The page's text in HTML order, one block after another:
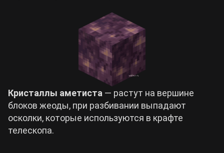
Кристаллы аметиста — растут на вершине
блоков жеоды, при разбивании выпадают
осколки, которые используются в крафте
телескопа.